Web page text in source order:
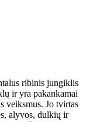
ribinis jungiklis
ir yra pakankamai
veiksmus. Jo tvirtas
alyvos, dulkių ir